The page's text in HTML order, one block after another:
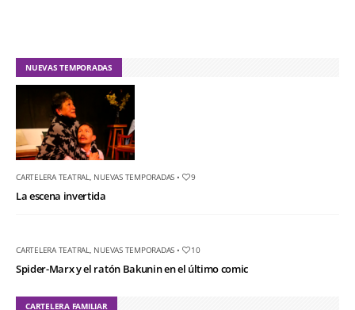
NUEVAS TEMPORADAS
CARTELERA TEATRAL NUEVAS TEMPORADAS • 9
La escena invertida
CARTELERA TEATRAL NUEVAS TEMPORADAS • 10
Spider-Marx y el ratón Bakunin en el último comic
CARTELERA FAMILIAR